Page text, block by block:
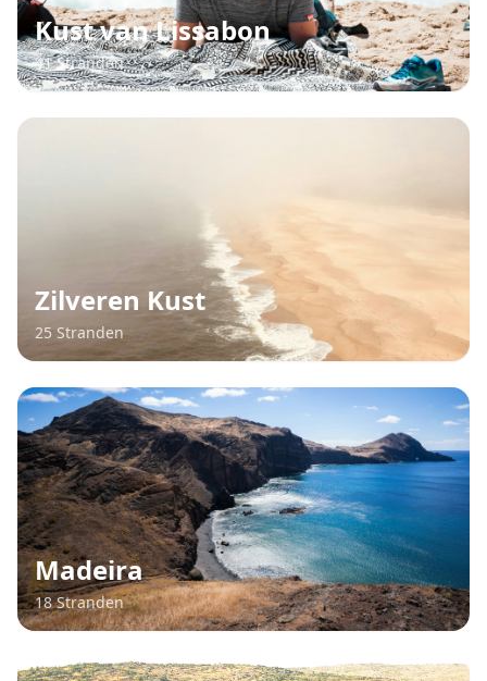
Kust van Lissabon
41 Stranden
Zilveren Kust
25 Stranden
Madeira
18 Stranden